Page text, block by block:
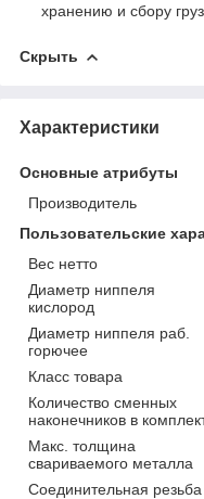
хранению и сбору
Скрыть
Характеристики
Основные атрибуты
Производитель
Пользовательские
Вес нетто
Диаметр ниппеля
кислород
Диаметр ниппеля раб.
горючее
Класс товара
Количество сменных
наконечников в
Макс. толщина
свариваемого металла
Соединительная резьба